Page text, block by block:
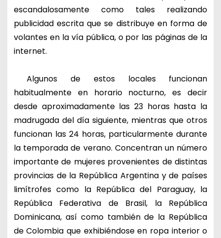
escandalosamente como tales realizando
publicidad escrita que se distribuye en forma de
volantes en la vía pública, o por las páginas de la
internet.
Algunos de estos locales funcionan
habitualmente en horario nocturno, es decir
desde aproximadamente las 23 horas hasta la
madrugada del día siguiente, mientras que otros
funcionan las 24 horas, particularmente durante
la temporada de verano. Concentran un número
importante de mujeres provenientes de distintas
provincias de la República Argentina y de países
limítrofes como la República del Paraguay, la
República Federativa de Brasil, la República
Dominicana, así como también de la República
de Colombia que exhibiéndose en ropa interior o